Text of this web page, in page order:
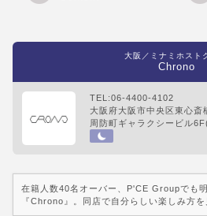
大阪／ミナミホスト
Chrono
TEL:06-4400-4102
大阪府大阪市中央区東心斎
周防町ギャラクシービル
在籍人数40名オーバー、P'CE Groupでも
『Chrono』。同店で自分らしい楽しみ方を